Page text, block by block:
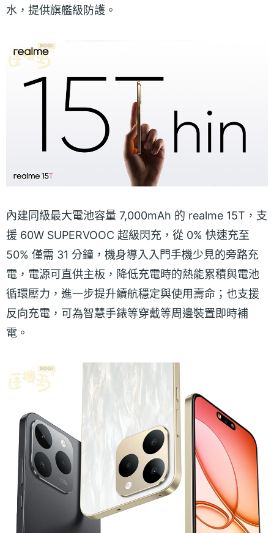
水，提供旗艦級防護。
內建同級最大電池容量 7,000mAh 的 realme 15T，支
援 60W SUPERVOOC 超級閃充，從 0% 快速充至
50% 僅需 31 分鐘，機身導入入門手機少見的旁路充
電，電源可直供主板，降低充電時的熱能累積與電池
循環壓力，進一步提升續航穩定與使用壽命；也支援
反向充電，可為智慧手錶等穿戴等周邊裝置即時補
電。